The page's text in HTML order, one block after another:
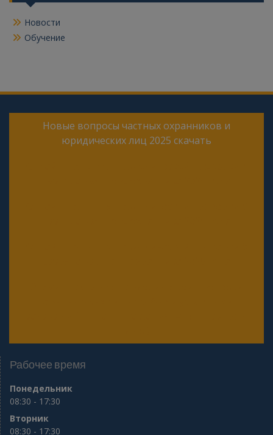
Новости
Обучение
Новые вопросы частных охранников и
юридических лиц 2025 скачать
Рабочее время
Понедельник
08:30 - 17:30
Вторник
08:30 - 17:30